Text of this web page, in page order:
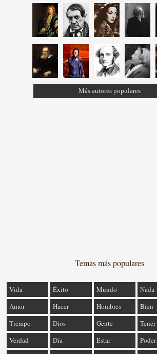
Más autores populares
Temas más populares
Vida Éxito Mundo
Nada
Amor
Hacer Hombres
Bien
Tiempo
Dios Gente
Tener
Verdad
Día Estar
Poder